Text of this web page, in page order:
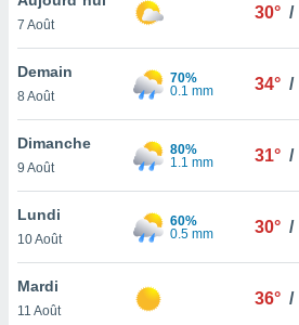
et
»,
au
vous
qu'ils
ou
le
7 Août
30° /
Demain
8 Août
70%
0.1 mm
34° /
Dimanche
9 Août
80%
1.1 mm
31° /
Lundi
10 Août
60%
0.5 mm
30° /
Mardi
11 Août
36° /